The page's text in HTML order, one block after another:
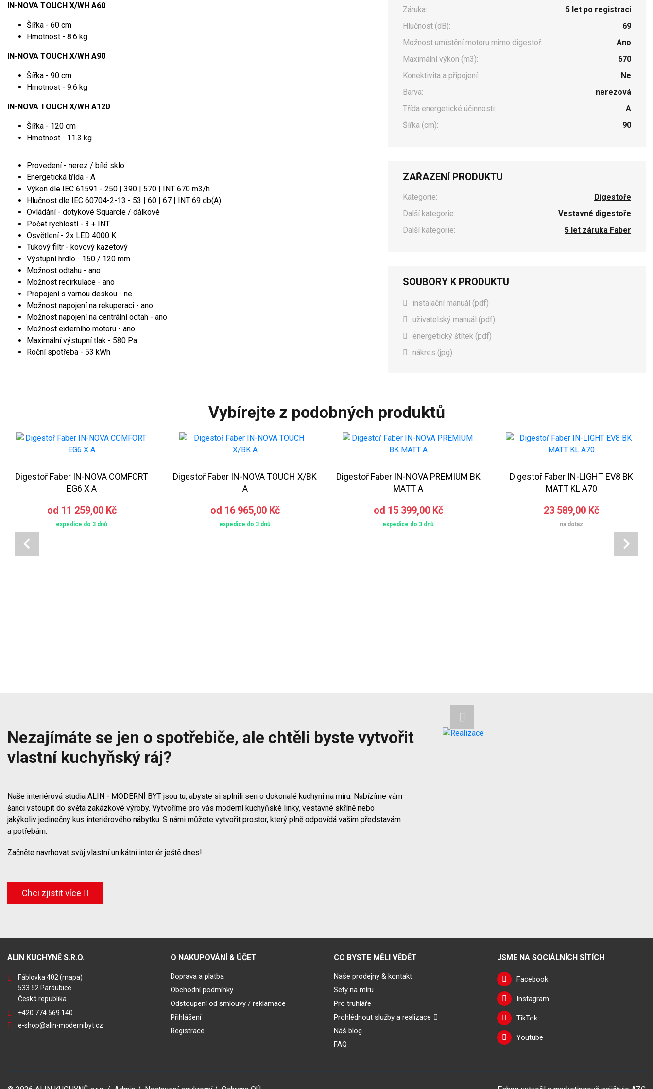
IN-NOVA TOUCH X/WH A60
Šířka - 60 cm
Hmotnost - 8.6 kg
IN-NOVA TOUCH X/WH A90
Šířka - 90 cm
Hmotnost - 9.6 kg
IN-NOVA TOUCH X/WH A120
Šířka - 120 cm
Hmotnost - 11.3 kg
Provedení - nerez / bílé sklo
Energetická třída - A
Výkon dle IEC 61591 - 250 | 390 | 570 | INT 670 m3/h
Hlučnost dle IEC 60704-2-13 - 53 | 60 | 67 | INT 69 db(A)
Ovládání - dotykové Squarcle / dálkové
Počet rychlostí - 3 + INT
Osvětlení - 2x LED 4000 K
Tukový filtr - kovový kazetový
Výstupní hrdlo - 150 / 120 mm
Možnost odtahu - ano
Možnost recirkulace - ano
Propojení s varnou deskou - ne
Možnost napojení na rekuperaci - ano
Možnost napojení na centrální odtah - ano
Možnost externího motoru - ano
Maximální výstupní tlak - 580 Pa
Roční spotřeba - 53 kWh
Záruka:
5 let po registraci
Hlučnost (dB):
69
Možnost umístění motoru mimo digestoř:
Ano
Maximální výkon (m3):
670
Konektivita a připojení:
Ne
Barva:
nerezová
Třída energetické účinnosti:
A
Šířka (cm):
90
ZAŘAZENÍ PRODUKTU
Kategorie:
Digestoře
Další kategorie:
Vestavné digestoře
Další kategorie:
5 let záruka Faber
SOUBORY K PRODUKTU
instalační manuál (pdf)
uživatelský manuál (pdf)
energetický štítek (pdf)
nákres (jpg)
Vybírejte z podobných produktů
Digestoř Faber IN-NOVA COMFORT
EG6 X A
od 11 259,00 Kč
expedice do 3 dnů
Digestoř Faber IN-NOVA TOUCH X/BK
A
od 16 965,00 Kč
expedice do 3 dnů
Digestoř Faber IN-NOVA PREMIUM BK
MATT A
od 15 399,00 Kč
expedice do 3 dnů
Digestoř Faber IN-LIGHT EV8 BK
MATT KL A70
23 589,00 Kč
na dotaz
Nezajímáte se jen o spotřebiče, ale chtěli byste vytvořit
vlastní kuchyňský ráj?
Naše interiérová studia ALIN - MODERNÍ BYT jsou tu, abyste si splnili sen o dokonalé kuchyni na míru. Nabízíme vám
šanci vstoupit do světa zakázkové výroby. Vytvoříme pro vás moderní kuchyňské linky, vestavné skříně nebo
jakýkoliv jedinečný kus interiérového nábytku. S námi můžete vytvořit prostor, který plně odpovídá vašim představám
a potřebám.
Začněte navrhovat svůj vlastní unikátní interiér ještě dnes!
Chci zjistit více
ALIN KUCHYNĚ S.R.O.
Fáblovka 402 (mapa)
533 52 Pardubice
Česká republika
+420 774 569 140
e-shop@alin-modernibyt.cz
O NAKUPOVÁNÍ & ÚČET
Doprava a platba
Obchodní podmínky
Odstoupení od smlouvy / reklamace
Přihlášení
Registrace
CO BYSTE MĚLI VĚDĚT
Naše prodejny & kontakt
Sety na míru
Pro truhláře
Prohlédnout služby a realizace
Náš blog
FAQ
JSME NA SOCIÁLNÍCH SÍTÍCH
Facebook
Instagram
TikTok
Youtube